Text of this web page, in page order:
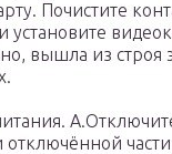
Почистите
установите
вышла из